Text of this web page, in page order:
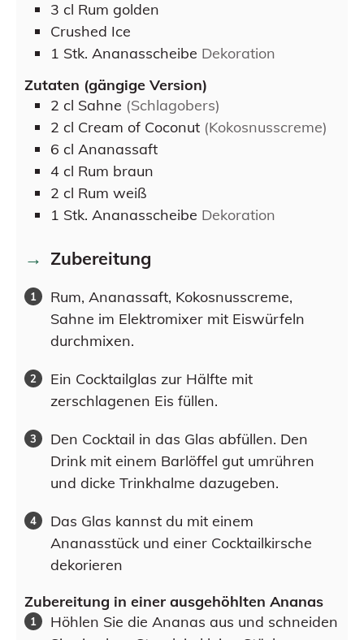
3 cl Rum golden
Crushed Ice
1 Stk. Ananasscheibe Dekoration
Zutaten (gängige Version)
2 cl Sahne (Schlagobers)
2 cl Cream of Coconut (Kokosnusscreme)
6 cl Ananassaft
4 cl Rum braun
2 cl Rum weiß
1 Stk. Ananasscheibe Dekoration
Zubereitung
Rum, Ananassaft, Kokosnusscreme,
Sahne im Elektromixer mit Eiswürfeln
durchmixen.
Ein Cocktailglas zur Hälfte mit
zerschlagenen Eis füllen.
Den Cocktail in das Glas abfüllen. Den
Drink mit einem Barlöffel gut umrühren
und dicke Trinkhalme dazugeben.
Das Glas kannst du mit einem
Ananasstück und einer Cocktailkirsche
dekorieren
Zubereitung in einer ausgehöhlten Ananas
Höhlen Sie die Ananas aus und schneiden